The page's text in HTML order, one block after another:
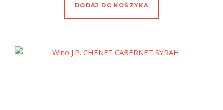
DODAJ DO KOSZYKA